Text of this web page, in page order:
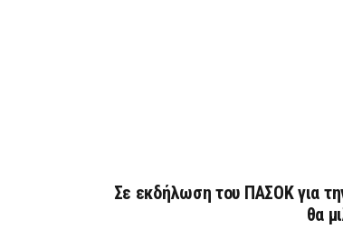
Σε εκδήλωση του ΠΑΣΟΚ για
θα